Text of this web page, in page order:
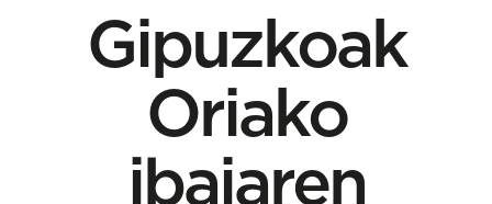
Gipuzkoak
Oriako
ibaiaren